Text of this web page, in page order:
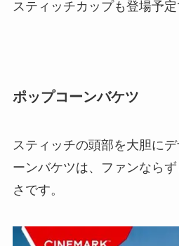
スティッチカップも登場予定
ポップコーンバケツ
スティッチの頭部を大胆に
ーンバケツは、ファンなら
さです。